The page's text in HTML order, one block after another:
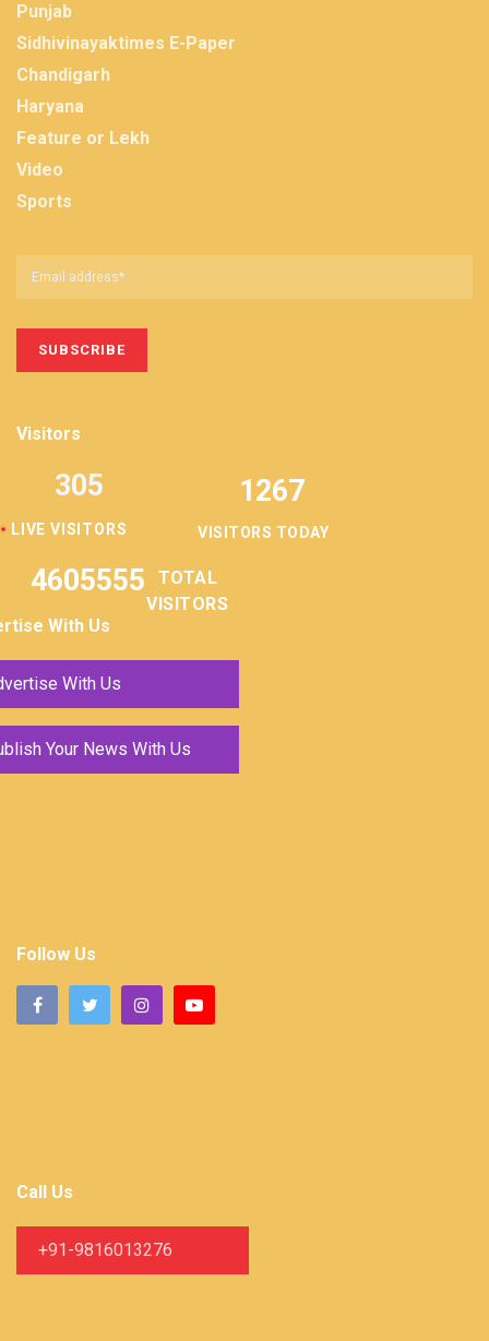
Punjab
Sidhivinayaktimes E-Paper
Chandigarh
Haryana
Feature or Lekh
Video
Sports
Visitors
LIVE VISITORS
305 1267
VISITORS TODAY
4605555
TOTAL
VISITORS
With Us
With Us
Your News With Us
Follow Us
Call Us
+91-9816013276